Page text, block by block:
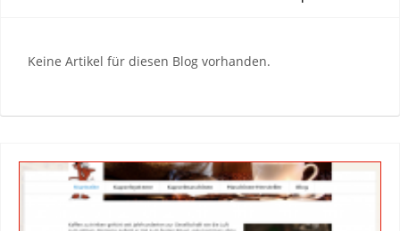
Keine Artikel für diesen Blog vorhanden.